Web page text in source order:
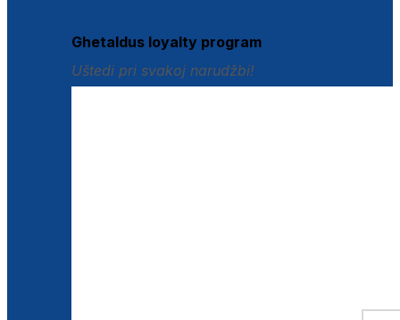
Ghetaldus loyalty program
Uštedi pri svakoj narudžbi!